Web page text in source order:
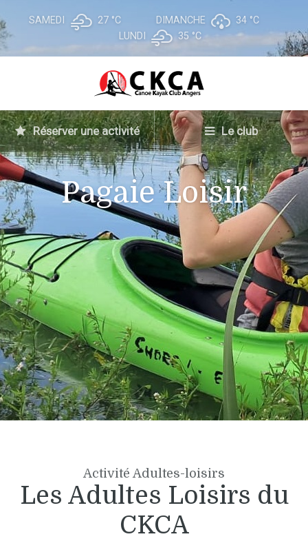
SAMEDI 27 °C DIMANCHE 34 °C
LUNDI
35 °C
Réserver une activité Le club
Pagaie Loisir
Activité Adultes-loisirs
Les Adultes Loisirs du
CKCA